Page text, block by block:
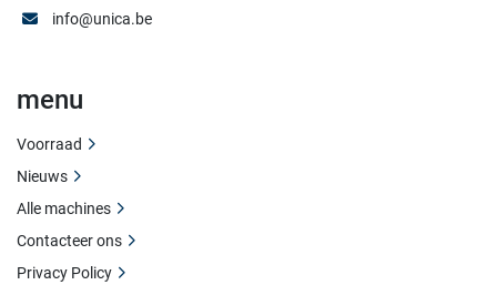
info@unica.be
menu
Voorraad
Nieuws
Alle machines
Contacteer ons
Privacy Policy